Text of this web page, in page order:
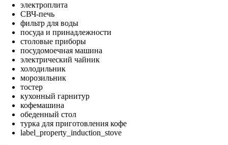
электроплита
СВЧ-печь
фильтр для воды
посуда и принадлежности
столовые приборы
посудомоечная машина
электрический чайник
холодильник
морозильник
тостер
кухонный гарнитур
кофемашина
обеденный стол
турка для приготовления кофе
label_property_induction_stove